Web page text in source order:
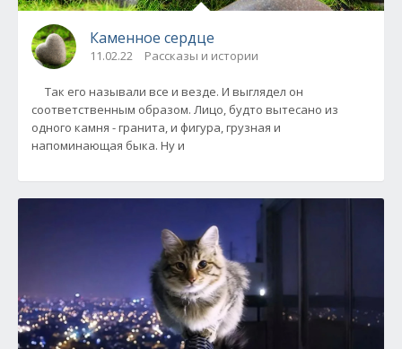
Каменное сердце
11.02.22 Рассказы и истории
Так его называли все и везде. И выглядел он
соответственным образом. Лицо, будто вытесано из
одного камня - гранита, и фигура, грузная и
напоминающая быка. Ну и